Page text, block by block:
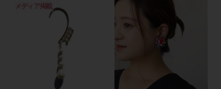
メディア掲載